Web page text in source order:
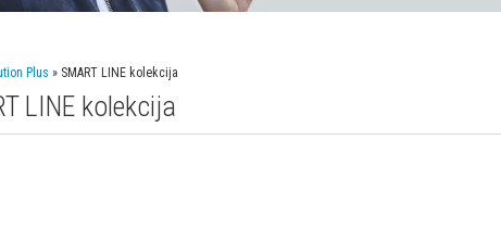
Plus » SMART LINE kolekcija
LINE kolekcija